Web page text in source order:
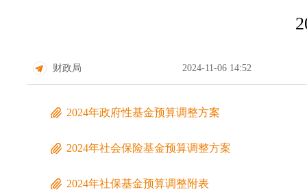
财政局 2024-11-06 14:52
2024年政府性基金预算调整方案
2024年社会保险基金预算调整方案
2024年社保基金预算调整附表